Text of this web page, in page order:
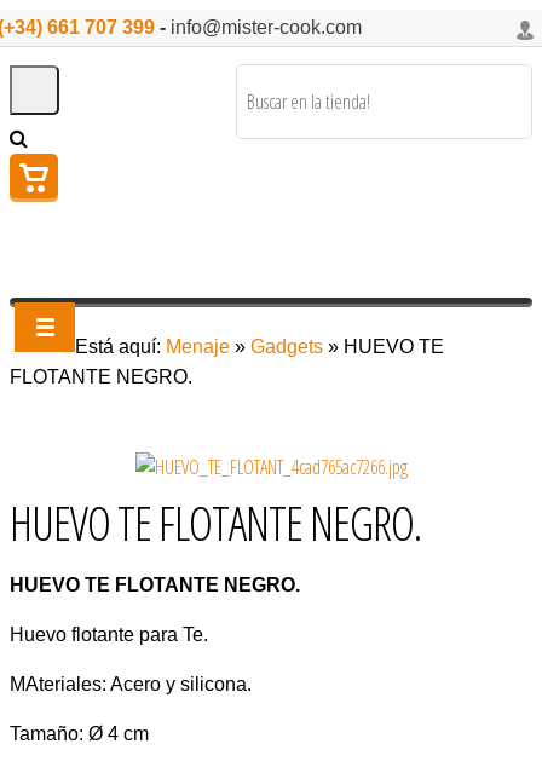
661 707 399 - info@mister-cook.com
Está aquí: Menaje » Gadgets » HUEVO TE
FLOTANTE NEGRO.
HUEVO TE FLOTANTE NEGRO.
HUEVO TE FLOTANTE NEGRO.
Huevo flotante para Te.
MAteriales: Acero y silicona.
Tamaño: Ø 4 cm